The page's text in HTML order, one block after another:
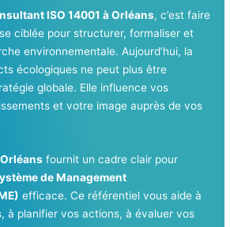
ISO 14001 à Orléans, c’est faire
ciblée pour structurer, formaliser et
environnementale. Aujourd’hui, la
écologiques ne peut plus être
globale. Elle influence vos
et votre image auprès de vos
fournit un cadre clair pour
de Management
efficace. Ce référentiel vous aide à
à planifier vos actions, à évaluer vos